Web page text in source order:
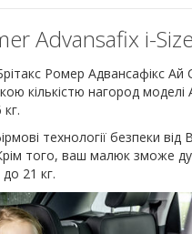
Advansafix i-
Ромер Адвансафікс
кількістю нагород
технології безпеки від
того, ваш малюк зможе
21 кг.